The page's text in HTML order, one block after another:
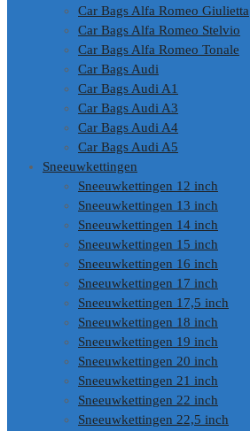
Car Bags Alfa Romeo Giulietta
Car Bags Alfa Romeo Stelvio
Car Bags Alfa Romeo Tonale
Car Bags Audi
Car Bags Audi A1
Car Bags Audi A3
Car Bags Audi A4
Car Bags Audi A5
Sneeuwkettingen
Sneeuwkettingen 12 inch
Sneeuwkettingen 13 inch
Sneeuwkettingen 14 inch
Sneeuwkettingen 15 inch
Sneeuwkettingen 16 inch
Sneeuwkettingen 17 inch
Sneeuwkettingen 17,5 inch
Sneeuwkettingen 18 inch
Sneeuwkettingen 19 inch
Sneeuwkettingen 20 inch
Sneeuwkettingen 21 inch
Sneeuwkettingen 22 inch
Sneeuwkettingen 22,5 inch